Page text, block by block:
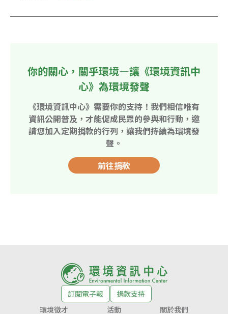
你的關心，關乎環境—讓《環境資訊中
心》為環境發聲
《環境資訊中心》需要你的支持！我們相信唯有
資訊公開普及，才能促成民眾的參與和行動，邀
請您加入定期捐款的行列，讓我們持續為環境發
聲。
前往捐款
訂閱電子報
捐款支持
環境徵才
活動 關於我們